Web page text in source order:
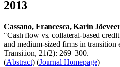
2013
Cassano, Francesca, Karin
“Cash flow vs. collateral-based
and medium-sized firms in transition
Transition, 21(2): 269–300.
(Abstract) (Journal Homepage)